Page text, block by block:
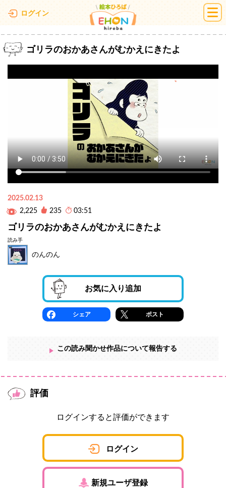
ログイン 絵本ひろば
ゴリラのおかあさんがむかえにきたよ
2025.02.13
2,225
235 03:51
ゴリラのおかあさんがむかえにきたよ
読み手
のんのん
お気に入り追加
シェア ポスト
この読み聞かせ作品について報告する
評価
ログインすると評価ができます
ログイン
新規ユーザ登録